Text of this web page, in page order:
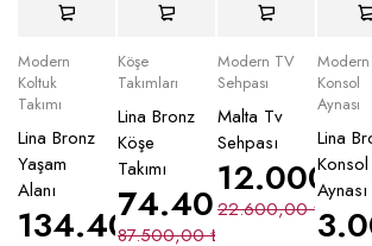
Modern
Koltuk
Takımı
Lina Bronz
Yaşam
Alanı
134.400,00₺
Köşe
Takımları
Lina Bronz
Köşe
Takımı
87.500,00₺
74.400,00₺
Modern TV
Sehpası
Malta Tv
Sehpası
22.600,00₺
12.000,00
Modern
Konsol
Aynası
Lina
Konsol
Aynası